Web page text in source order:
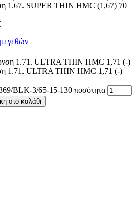
1.67. SUPER THIN HMC (1,67) 70
1.71. ULTRA THIN HMC 1,71 (-)
BLK-3/65-15-130 ποσότητα
στο καλάθι